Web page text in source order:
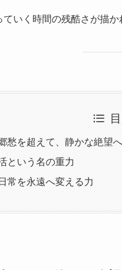
いく時間の残酷さが描か
愁を超えて、静かな絶望へ
という名の重力
常を永遠へ変える力